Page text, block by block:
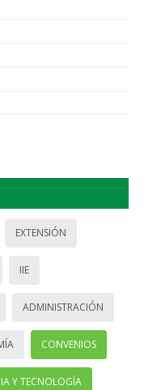
EXTENSIÓN
IIE
ADMINISTRACIÓN
CONVENIOS
Y TECNOLOGÍA